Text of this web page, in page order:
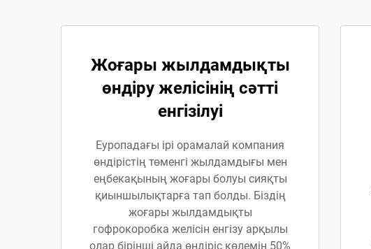
Жоғары жылдамдықты
өндіру желісінің сәтті
енгізілуі
Еуропадағы ірі орамалай компания
өндірістің төменгі жылдамдығы мен
еңбекақының жоғары болуы сияқты
қиыншылықтарға тап болды. Біздің
жоғары жылдамдықты
гофрокоробка желісін енгізу арқылы
олар бірінші айда өндіріс көлемін 50%